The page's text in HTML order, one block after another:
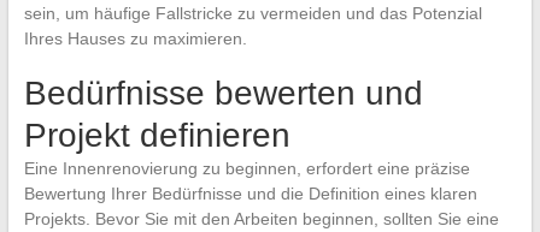
sein, um häufige Fallstricke zu vermeiden und das Potenzial
Ihres Hauses zu maximieren.
Bedürfnisse bewerten und
Projekt definieren
Eine Innenrenovierung zu beginnen, erfordert eine präzise
Bewertung Ihrer Bedürfnisse und die Definition eines klaren
Projekts. Bevor Sie mit den Arbeiten beginnen, sollten Sie eine